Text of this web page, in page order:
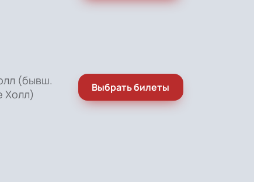
(бывш.
Холл)
Выбрать билеты